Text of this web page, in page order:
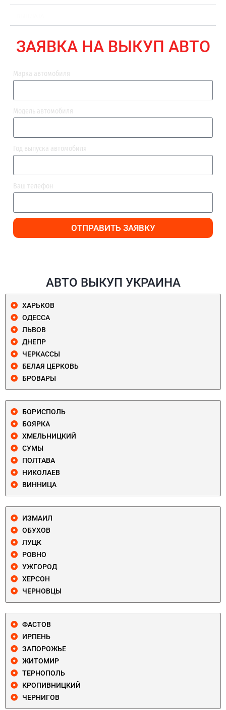
ЗАЯВКА НА ВЫКУП АВТО
Марка автомобиля
Модель автомобиля
Год выпуска автомобиля
Ваш телефон
ОТПРАВИТЬ ЗАЯВКУ
АВТО ВЫКУП УКРАИНА
ХАРЬКОВ
ОДЕССА
ЛЬВОВ
ДНЕПР
ЧЕРКАССЫ
БЕЛАЯ ЦЕРКОВЬ
БРОВАРЫ
БОРИСПОЛЬ
БОЯРКА
ХМЕЛЬНИЦКИЙ
СУМЫ
ПОЛТАВА
НИКОЛАЕВ
ВИННИЦА
ИЗМАИЛ
ОБУХОВ
ЛУЦК
РОВНО
УЖГОРОД
ХЕРСОН
ЧЕРНОВЦЫ
ФАСТОВ
ИРПЕНЬ
ЗАПОРОЖЬЕ
ЖИТОМИР
ТЕРНОПОЛЬ
КРОПИВНИЦКИЙ
ЧЕРНИГОВ